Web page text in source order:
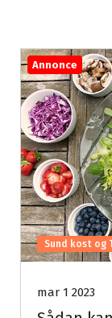
Annonce
Sund kost og
mar 1 2023